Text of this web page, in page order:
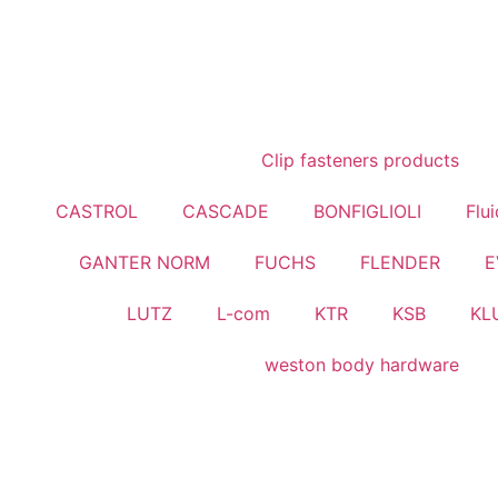
Clip fasteners products
BONFIGLIOLI
CASCADE
CASTROL
FLENDER
FUCHS
GANTER NORM
KSB
KTR
L-com
LUTZ
weston body hardware